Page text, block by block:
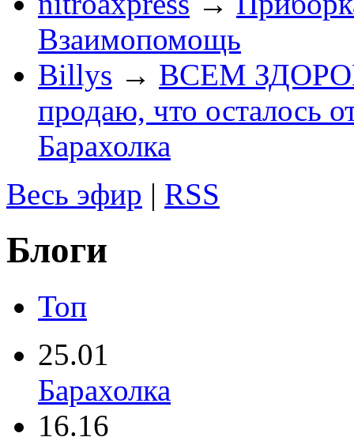
Взаимопомощь
Billys → ВСЕМ
продаю, что осталось
Барахолка
Весь эфир | RSS
Блоги
Топ
25.01
Барахолка
16.16